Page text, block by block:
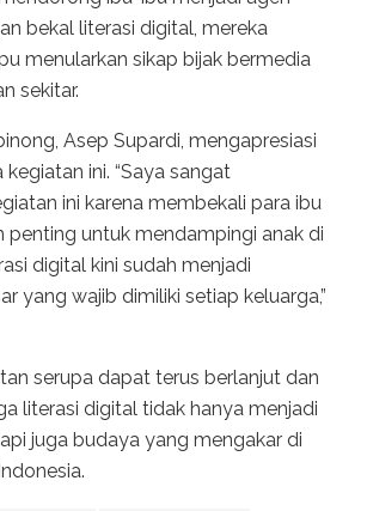
bekal literasi digital, mereka
menularkan sikap bijak bermedia
sekitar.
Asep Supardi, mengapresiasi
ini. “Saya sangat
ini karena membekali para ibu
penting untuk mendampingi anak di
digital kini sudah menjadi
yang wajib dimiliki setiap keluarga,”
serupa dapat terus berlanjut dan
literasi digital tidak hanya menjadi
juga budaya yang mengakar di